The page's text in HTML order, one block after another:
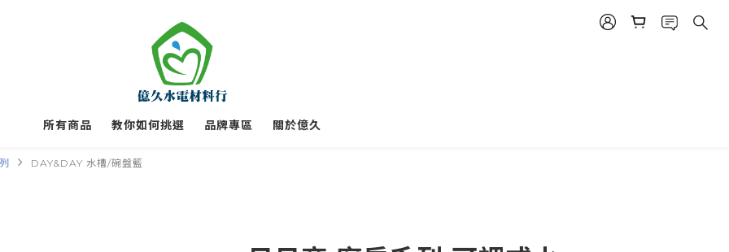
所有商品 教你如何挑選 品牌專區 關於億久
DAY&DAY 水槽/碗盤籃